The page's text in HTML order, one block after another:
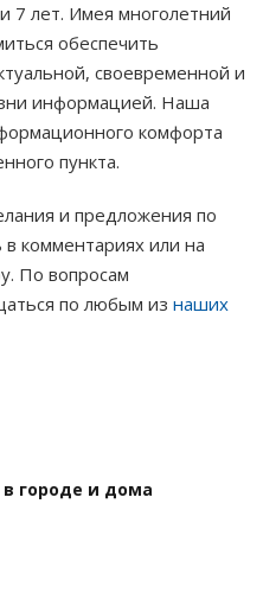
7 лет. Имея многолетний
обеспечить
своевременной и
информацией. Наша
комфорта
пункта.
и предложения по
комментариях или на
По вопросам
по любым из наших
в городе и дома